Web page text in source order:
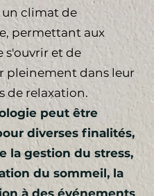
climat de
permettant aux
s'ouvrir et de
pleinement dans leur
de relaxation.
peut être
diverses finalités,
la gestion du stress,
du sommeil, la
à des événements